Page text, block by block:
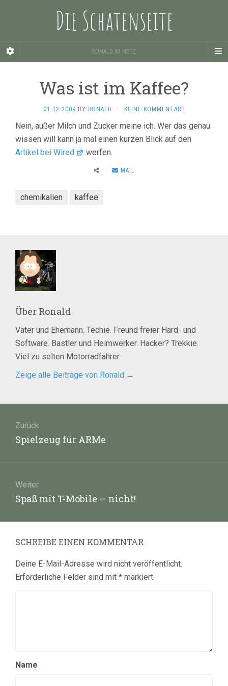
Die Schatenseite
RONALD IM NETZ
Was ist im Kaffee?
01.12.2009 BY RONALD · KEINE KOMMENTARE
Nein, außer Milch und Zucker meine ich. Wer das genau
wissen will kann ja mal einen kurzen Blick auf den
Artikel bei Wired
werfen.
MAIL
chemikalien kaffee
Über Ronald
Vater und Ehemann. Techie. Freund freier Hard- und
Software. Bastler und Heimwerker. Hacker? Trekkie.
Viel zu selten Motorradfahrer.
Zeige alle Beiträge von Ronald →
Zurück
Vorheriger
Spielzeug für ARMe
Weiter
Nächster
Spaß mit T-Mobile — nicht!
SCHREIBE EINEN KOMMENTAR
Deine E-Mail-Adresse wird nicht veröffentlicht.
Erforderliche Felder sind mit * markiert
Name